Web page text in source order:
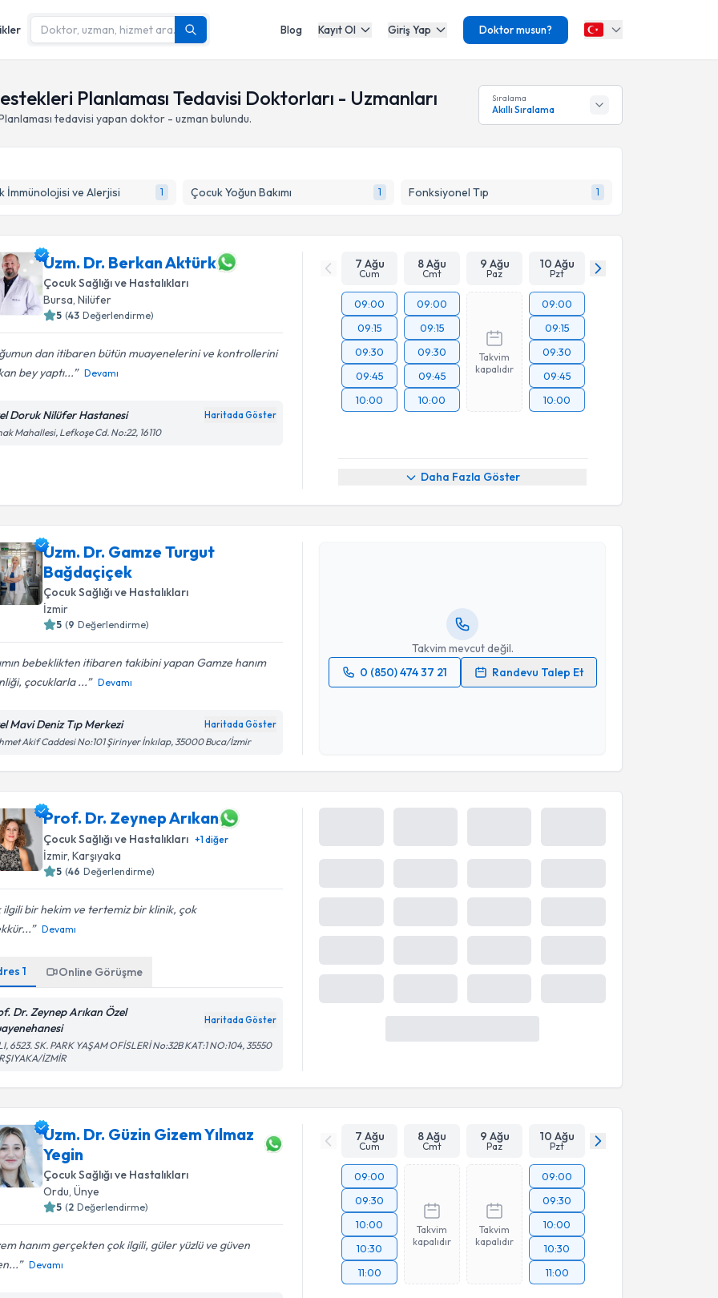
Blog Kayıt Ol Giriş Yap Doktor musun?
Planlaması Tedavisi Doktorları - Uzmanları
tedavisi yapan doktor - uzman bulundu.
Sıralama
Akıllı Sıralama
İmmünolojisi ve Alerjisi 1 Çocuk Yoğun Bakımı 1 Fonksiyonel Tıp 1
Uzm. Dr. Berkan Aktürk
Çocuk Sağlığı ve Hastalıkları
Bursa,Nilüfer
5 (43 Değerlendirme)
dan itibaren bütün muayenelerini ve kontrollerini
bey yaptı...
Devamı
Doruk Nilüfer Hastanesi Haritada Göster
Mahallesi, Lefkoşe Cd. No:22, 16110
7 Ağu
Cum
8 Ağu
Cmt
9 Ağu
Paz
10 Ağu
Pzt
09:00
09:15
09:30
09:45
10:00
09:00
09:15
09:30
09:45
10:00
Takvim
kapalıdır
09:00
09:15
09:30
09:45
10:00
Daha Fazla Göster
Uzm. Dr. Gamze Turgut
Bağdaçiçek
Çocuk Sağlığı ve Hastalıkları
İzmir
5 (9 Değerlendirme)
bebeklikten itibaren takibini yapan Gamze hanım
çocuklarla ...
Devamı
Mavi Deniz Tıp Merkezi Haritada Göster
Akif Caddesi No:101 Şirinyer İnkılap, 35000 Buca/İzmir
Takvim mevcut değil.
0 (850) 474 37 21
Randevu Talep Et
Randevu Takvimi Talebi
Prof. Dr. Zeynep Arıkan
Çocuk Sağlığı ve Hastalıkları +1diğer
İzmir,Karşıyaka
5 (46 Değerlendirme)
ilgili bir hekim ve tertemiz bir klinik, çok
Devamı
1 Online Görüşme
Dr. Zeynep Arıkan Özel
Haritada Göster
6523. SK. PARK YAŞAM OFİSLERİ No:32B KAT:1 NO:104, 35550
İZMİR
Uzm. Dr. Güzin Gizem Yılmaz
Yegin
Çocuk Sağlığı ve Hastalıkları
Ordu ,Ünye
5 (2 Değerlendirme)
hanım gerçekten çok ilgili, güler yüzlü ve güven
Devamı
7 Ağu
Cum
8 Ağu
Cmt
9 Ağu
Paz
10 Ağu
Pzt
09:00
09:30
10:00
10:30
11:00
Takvim
kapalıdır
Takvim
kapalıdır
09:00
09:30
10:00
10:30
11:00